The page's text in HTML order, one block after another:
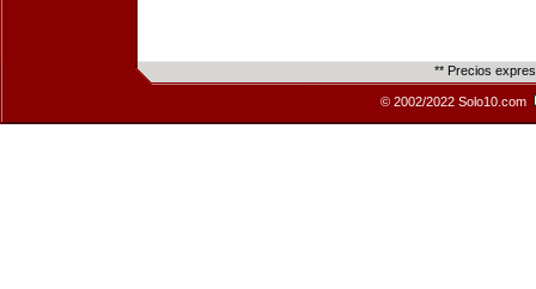
** Precios
© 2002/2022 Solo10.com